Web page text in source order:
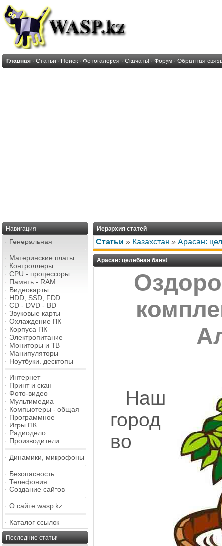
Главная · Статьи · Поиск · Фотогалерея · Скачать! · Форум · Обратная связь
Навигация
· Генеральная
· Материнские платы
· Контроллеры
· CPU - процессоры
· Память - RAM
· Видеокарты
· HDD, SSD, FDD
· CD - DVD - BD
· Звуковые карты
· Охлаждение ПК
· Корпуса ПК
· Электропитание
· Мониторы и ТВ
· Манипуляторы
· Ноутбуки, десктопы
· Интернет
· Принт и скан
· Фото-видео
· Мультимедиа
· Компьютеры - общая
· Программное
· Игры ПК
· Радиодело
· Производители
· Динамики, микрофоны
· Безопасность
· Телефония
· Создание сайтов
· О сайте wasp.kz...
· Каталог ссылок
Последние статьи
Иерархия статей
Статьи » Казахстан » Арасан:
Арасан: целебная баня!
Наш
город
во